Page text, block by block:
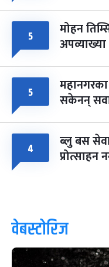
५ मोहन
५ सकेनन्
४ ब्लु बस
प्रोत्साहन
वेबस्टोरिज